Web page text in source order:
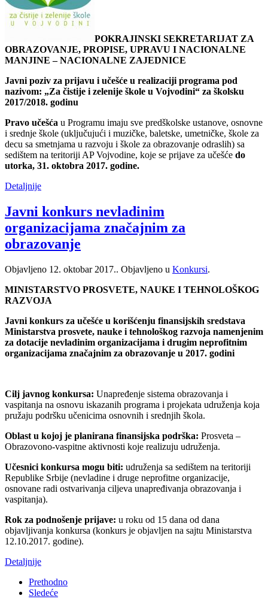
POKRAJINSKI SEKRETARIJAT ZA
OBRAZOVANJE, PROPISE, UPRAVU I NACIONALNE
MANJINE – NACIONALNE ZAJEDNICE
Javni poziv za prijavu i učešće u realizaciji programa pod
nazivom: „Za čistije i zelenije škole u Vojvodini“ za školsku
2017/2018. godinu
Pravo učešća u Programu imaju sve predškolske ustanove, osnovne
i srednje škole (uključujući i muzičke, baletske, umetničke, škole za
decu sa smetnjama u razvoju i škole za obrazovanje odraslih) sa
sedištem na teritoriji AP Vojvodine, koje se prijave za učešće do
utorka, 31. oktobra 2017. godine.
Detaljnije
Javni konkurs nevladinim
organizacijama značajnim za
obrazovanje
Objavljeno 12. oktobar 2017.. Objavljeno u Konkursi.
MINISTARSTVO PROSVETE, NAUKE I TEHNOLOŠKOG
RAZVOJA
Javni konkurs za učešće u korišćenju finansijskih sredstava
Ministarstva prosvete, nauke i tehnološkog razvoja namenjenim
za dotacije nevladinim organizacijama i drugim neprofitnim
organizacijama značajnim za obrazovanje u 2017. godini
Cilj javnog konkursa: Unapređenje sistema obrazovanja i
vaspitanja na osnovu iskazanih programa i projekata udruženja koja
pružaju podršku učenicima osnovnih i srednjih škola.
Oblast u kojoj je planirana finansijska podrška: Prosveta –
Obrazovono-vaspitne aktivnosti koje realizuju udruženja.
Učesnici konkursa mogu biti: udruženja sa sedištem na teritoriji
Republike Srbije (nevladine i druge neprofitne organizacije,
osnovane radi ostvarivanja ciljeva unapređivanja obrazovanja i
vaspitanja).
Rok za podnošenje prijave: u roku od 15 dana od dana
objavljivanja konkursa (konkurs je objavljen na sajtu Ministarstva
12.10.2017. godine).
Detaljnije
Prethodno
Sledeće